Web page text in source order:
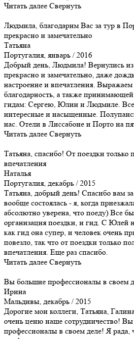
Читать далее Свернуть
Людмила, благодарим Вас за тур в
прекрасно и замечательно
Татьяна
Португалия, январь / 2016
Добрый день, Людмила! Вернулись
прекрасно и замечательно, даже
настроение и впечатления.
благодарность, а также
гидам: Сергею, Юлии и Людмиле.
интересные и насыщенные.
нас. Отели в Лиссабоне и Порто на
Читать далее Свернуть
Татьяна, спасибо! От поездки только
впечатления
Наталья
Португалия, декабрь / 2015
Татьяна, добрый день! Спасибо вам за
вообще состоялась - я, когда
абсолютно уверена, что поеду) Все
организация поездки, и гид. С Юлей
как гид она супер, и человек очень
повезло, так что от поездки только
впечатления. Еще раз спасибо.
Читать далее Свернуть
Вы большие профессионалы в своем
Ирина
Мальдивы, декабрь / 2015
Дорогие мои коллеги, Татьяна,
очень ценю наше сотрудничество!
профессионалы в своем деле! Я рада,